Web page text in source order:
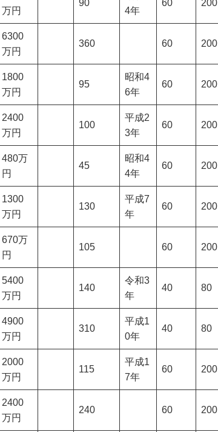
万円
90
4年
60 200
6300
万円
360 60 200
1800
万円
95
昭和4
6年
60 200
2400
万円
100
平成2
3年
60 200
480万
円
45
昭和4
4年
60 200
1300
万円
130
平成7
年
60 200
670万
円
105 60 200
5400
万円
140
令和3
年
40 80
4900
万円
310
平成1
0年
40 80
2000
万円
115
平成1
7年
60 200
2400
万円
240 60 200